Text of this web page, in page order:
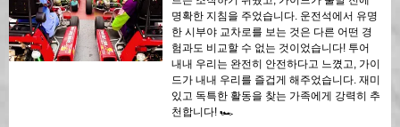
명확한 지침을 주었습니다. 운전석에서 유명
한 시부야 교차로를 보는 것은 다른 어떤 경
험과도 비교할 수 없는 것이었습니다! 투어
내내 우리는 완전히 안전하다고 느꼈고, 가이
드가 내내 우리를 즐겁게 해주었습니다. 재미
있고 독특한 활동을 찾는 가족에게 강력히 추
천합니다! 🏎️